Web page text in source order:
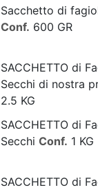
Sacchetto di
Conf. 600 GR
SACCHETTO di
Secchi di nostra
2.5 KG
SACCHETTO di
Secchi Conf. 1 KG
SACCHETTO di